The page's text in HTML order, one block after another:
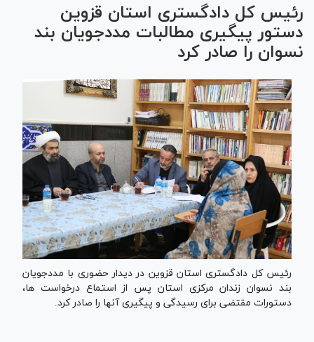
رئیس کل دادگستری استان قزوین
دستور پیگیری مطالبات مددجویان بند
نسوان را صادر کرد
رئیس کل دادگستری استان قزوین در دیدار حضوری با مددجویان
بند نسوان زندان مرکزی استان پس از استماع درخواست ها،
دستورات مقتضی برای رسیدگی و پیگیری آنها را صادر کرد.